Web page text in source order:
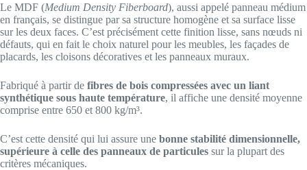
Le MDF (Medium Density Fiberboard), aussi appelé panneau médium
en français, se distingue par sa structure homogène et sa surface lisse
sur les deux faces. C’est précisément cette finition lisse, sans nœuds ni
défauts, qui en fait le choix naturel pour les meubles, les façades de
placards, les cloisons décoratives et les panneaux muraux.
Fabriqué à partir de fibres de bois compressées avec un liant
synthétique sous haute température, il affiche une densité moyenne
comprise entre 650 et 800 kg/m³.
C’est cette densité qui lui assure une bonne stabilité dimensionnelle,
supérieure à celle des panneaux de particules sur la plupart des
critères mécaniques.